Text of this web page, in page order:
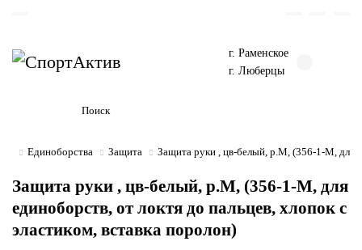
г. Раменское
г. Люберцы
Единоборства Защита Защита руки , цв-белый, р.M, (356-1-M, для
Защита руки , цв-белый, р.M, (356-1-M, для
единоборств, от локтя до пальцев, хлопок с
эластиком, вставка поролон)